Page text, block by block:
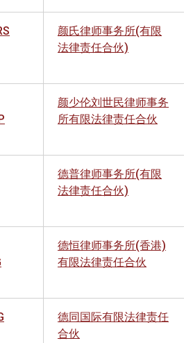
颜氏律师事务所(有限
法律责任合伙)
颜少伦刘世民律师事务
所有限法律责任合伙
德普律师事务所(有限
法律责任合伙)
德恒律师事务所(香港)
有限法律责任合伙
德同国际有限法律责任
合伙